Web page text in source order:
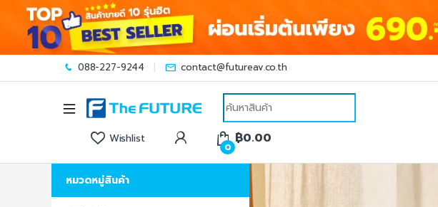
088-227-9244 contact@futureav.co.th
Wishlist
0
฿0.00
หมวดหมู่สินค้า